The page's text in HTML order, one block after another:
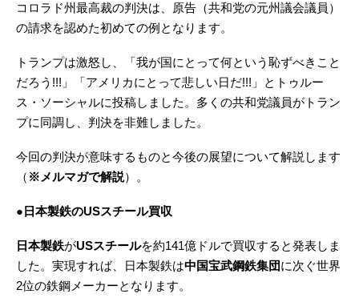
コロラド州最高裁の判決は、原告（共和党の元州議会議員）
の請求を認めた初めての例となります。
トランプは激怒し、「我が国にとって何という恥ずべきこと
だろう!!!」「アメリカにとって悲しい日だ!!!」とトゥルー
ス・ソーシャルに投稿しました。多くの共和党議員がトラン
プに同調し、判決を非難しました。
今回の判決が意味するものと今後の展望について解説します
（ ※メルマガで解説）。
●日本製鉄のUSスチール買収
日本製鉄がUSスチールを約141億ドルで買収すると発表しま
した。実現すれば、日本製鉄は中国宝武鋼鉄集団に次ぐ世界
2位の鉄鋼メーカーとなります。